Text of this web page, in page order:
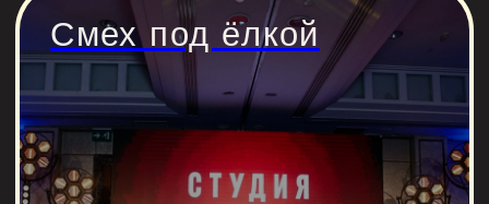
Новогодний корпоратив
100 человек
Звездный состав